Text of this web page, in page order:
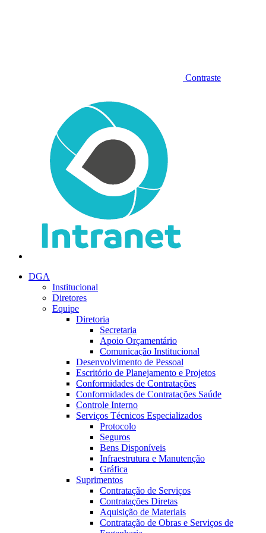
Contraste
DGA
Institucional
Diretores
Equipe
Diretoria
Secretaria
Apoio Orçamentário
Comunicação Institucional
Desenvolvimento de Pessoal
Escritório de Planejamento e Projetos
Conformidades de Contratações
Conformidades de Contratações Saúde
Controle Interno
Serviços Técnicos Especializados
Protocolo
Seguros
Bens Disponíveis
Infraestrutura e Manutenção
Gráfica
Suprimentos
Contratação de Serviços
Contratações Diretas
Aquisição de Materiais
Contratação de Obras e Serviços de